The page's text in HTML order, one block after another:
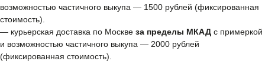
возможностью частичного выкупа — 1500 рублей (фиксированная
стоимость).
— курьерская доставка по Москве за пределы МКАД с примеркой
и возможностью частичного выкупа — 2000 рублей
(фиксированная стоимость).